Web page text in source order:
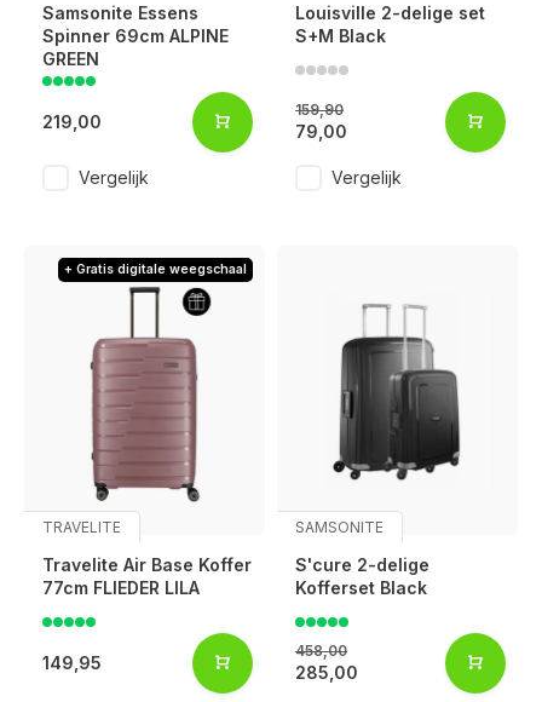
Samsonite Essens
Spinner 69cm ALPINE
GREEN
219,00
Vergelijk
Louisville 2-delige set
S+M Black
159,90
79,00
Vergelijk
+ Gratis digitale weegschaal
TRAVELITE
Travelite Air Base Koffer
77cm FLIEDER LILA
149,95
SAMSONITE
S'cure 2-delige
Kofferset Black
458,00
285,00